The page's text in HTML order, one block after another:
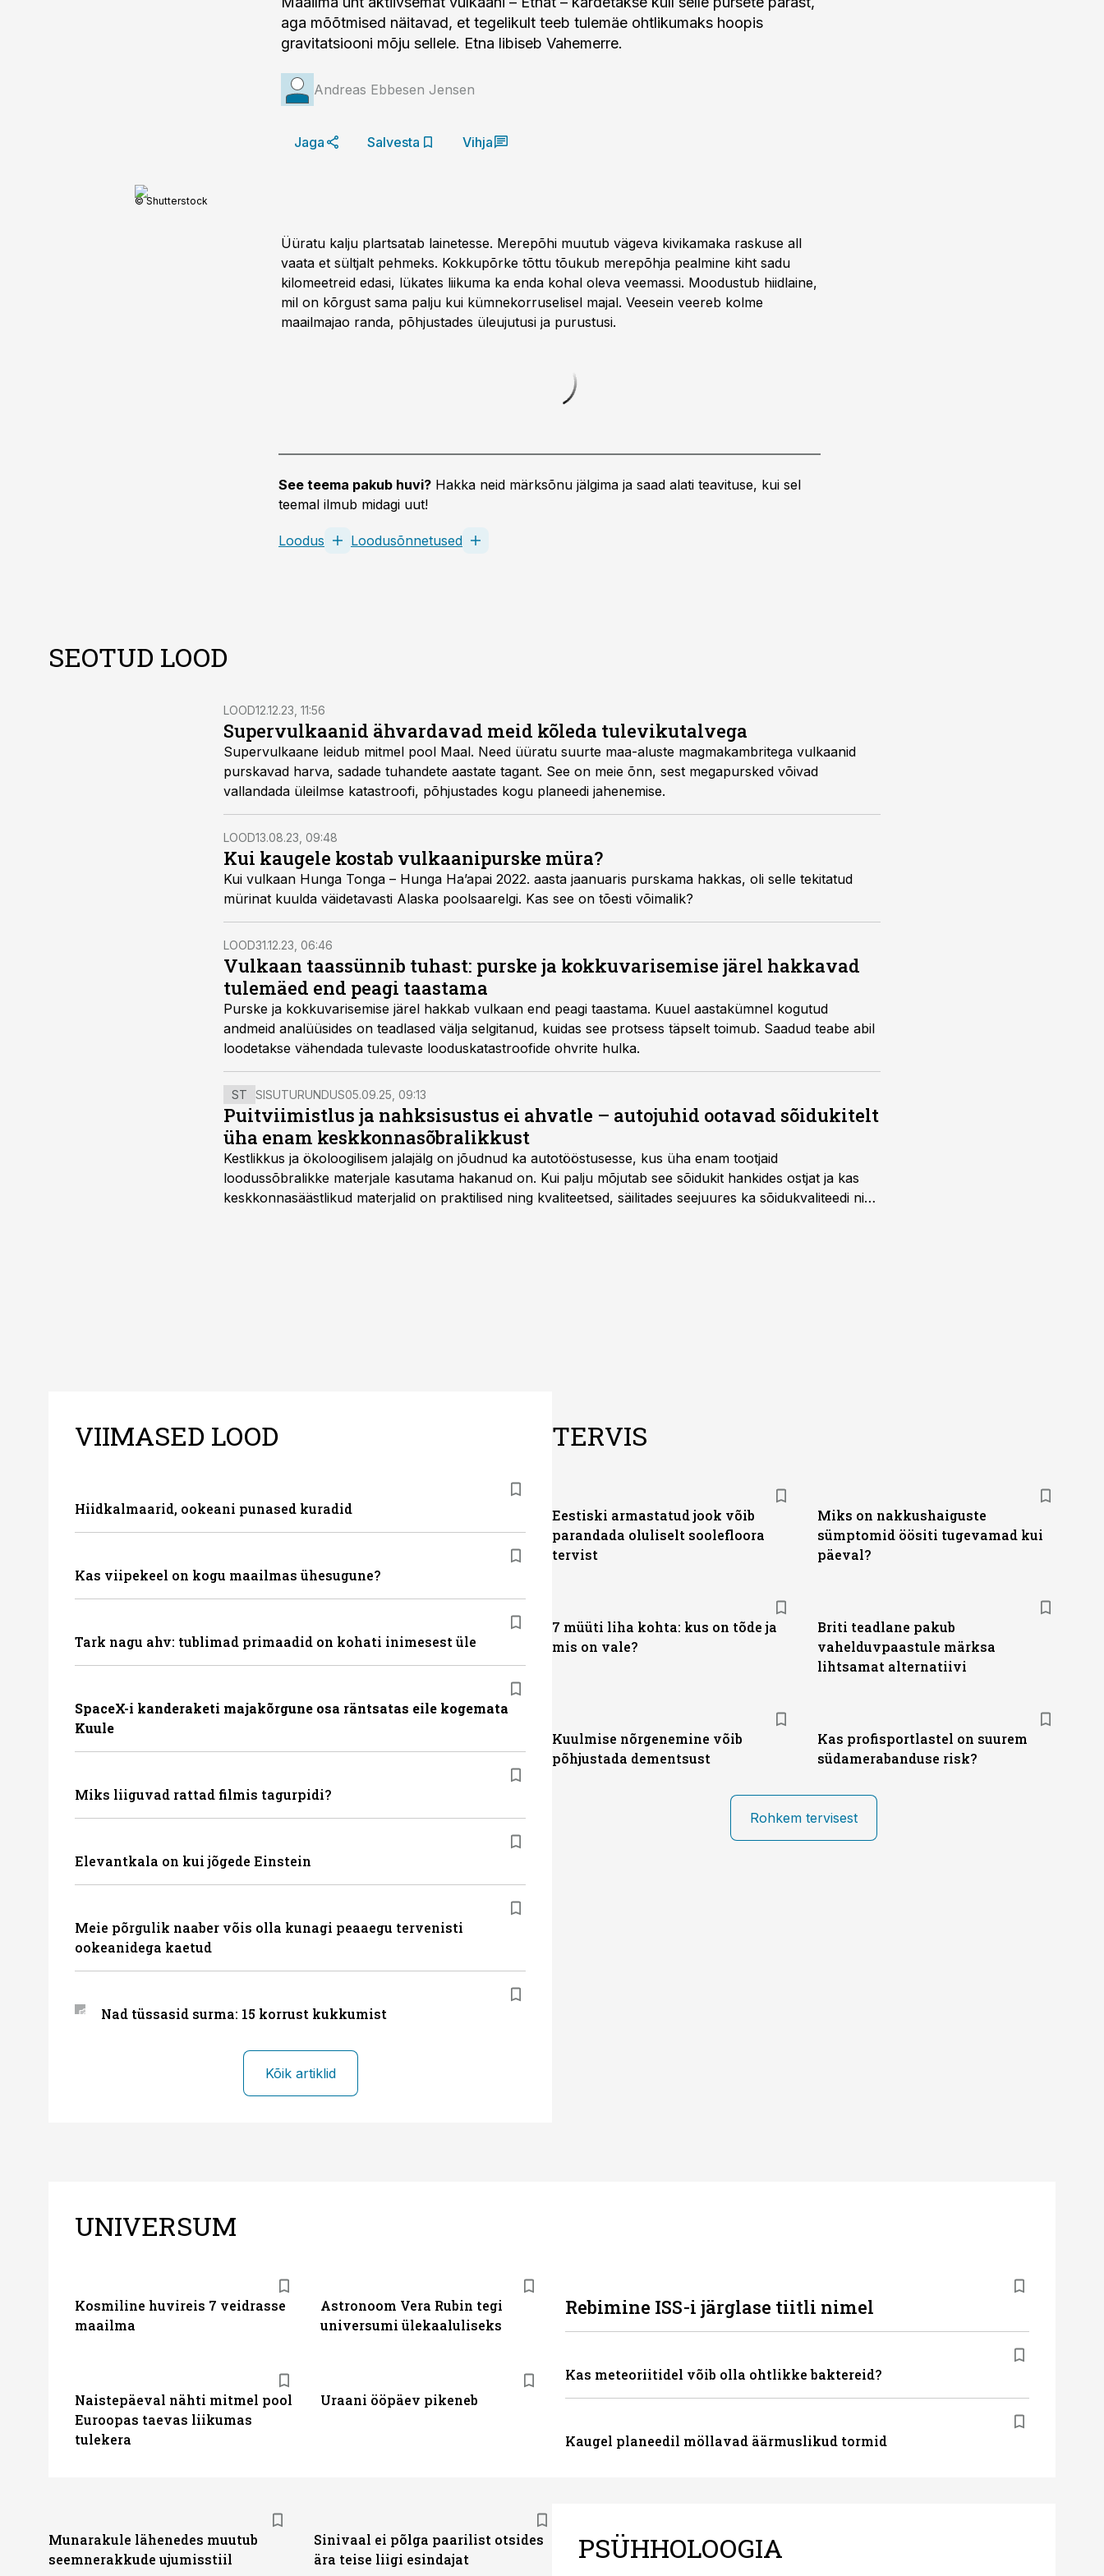
aga mõõtmised näitavad, et tegelikult teeb tulemäe ohtlikumaks hoopis
gravitatsiooni mõju sellele. Etna libiseb Vahemerre.
Andreas Ebbesen Jensen
Jaga Salvesta Vihja
© Shutterstock
Üüratu kalju plartsatab lainetesse. Merepõhi muutub väge­va kivikamaka raskuse all
vaata et sültjalt pehmeks. Kokkupõrke tõttu tõukub mere­põhja pealmine kiht sadu
kilomeetreid edasi, lükates liikuma ka enda kohal oleva veemassi. Moodustub hiidlaine,
mil on kõrgust sama palju kui kümnekorruselisel majal. Veesein veereb kolme
maailmajao randa, põhjustades üleujutusi ja purustusi.
See teema pakub huvi? Hakka neid märksõnu jälgima ja saad alati teavituse, kui sel
teemal ilmub midagi uut!
Loodus Loodusõnnetused
SEOTUD LOOD
LOOD12.12.23, 11:56
Supervulkaanid ähvardavad meid kõleda tulevikutalvega
Supervulkaane leidub mitmel pool Maal. Need üüratu suurte maa-aluste magmakambritega vulkaanid
purskavad harva, sadade tuhandete aastate tagant. See on meie õnn, sest megapursked võivad
vallandada üleilmse katastroofi, põhjustades kogu planeedi jahenemise.
LOOD13.08.23, 09:48
Kui kaugele kostab vulkaanipurske müra?
Kui vulkaan Hunga Tonga – Hunga Ha’apai 2022. aasta jaanuaris purskama hakkas, oli selle tekitatud
mürinat kuulda väidetavasti Alaska poolsaarelgi. Kas see on tõesti võimalik?
LOOD31.12.23, 06:46
Vulkaan taassünnib tuhast: purske ja kokkuvarisemise järel hakkavad
tulemäed end peagi taastama
Purske ja kokkuvarisemise järel hakkab vulkaan end peagi taastama. Kuuel aastakümnel kogutud
andmeid analüüsides on teadlased välja selgitanud, kuidas see protsess täpselt toimub. Saadud teabe abil
loodetakse vähendada tulevaste looduskatastroofide ohvrite hulka.
ST SISUTURUNDUS05.09.25, 09:13
Puitviimistlus ja nahksisustus ei ahvatle – autojuhid ootavad sõidukitelt
üha enam keskkonnasõbralikkust
Kestlikkus ja ökoloogilisem jalajälg on jõudnud ka autotööstusesse, kus üha enam tootjaid
loodussõbralikke materjale kasutama hakanud on. Kui palju mõjutab see sõidukit hankides ostjat ja kas
keskkonnasäästlikud materjalid on praktilised ning kvaliteetsed, säilitades seejuures ka sõidukvaliteedi ning
VIIMASED LOOD
Hiidkalmaarid, ookeani punased kuradid
Kas viipekeel on kogu maailmas ühesugune?
Tark nagu ahv: tublimad primaadid on kohati inimesest üle
SpaceX-i kanderaketi majakõrgune osa räntsatas eile kogemata
Kuule
Miks liiguvad rattad filmis tagurpidi?
Elevantkala on kui jõgede Einstein
Meie põrgulik naaber võis olla kunagi peaaegu tervenisti
ookeanidega kaetud
Nad tüssasid surma: 15 korrust kukkumist
Kõik artiklid
TERVIS
Eestiski armastatud jook võib
parandada oluliselt soolefloora
tervist
Miks on nakkushaiguste
sümptomid öösiti tugevamad kui
päeval?
7 müüti liha kohta: kus on tõde ja
mis on vale?
Briti teadlane pakub
vahelduvpaastule märksa
lihtsamat alternatiivi
Kuulmise nõrgenemine võib
põhjustada dementsust
Kas profisportlastel on suurem
südamerabanduse risk?
Rohkem tervisest
UNIVERSUM
Kosmiline huvireis 7 veidrasse
maailma
Astronoom Vera Rubin tegi
universumi ülekaaluliseks
Rebimine ISS-i järglase tiitli nimel
Kas meteoriitidel võib olla ohtlikke baktereid?
Kaugel planeedil möllavad äärmuslikud tormid
Naistepäeval nähti mitmel pool
Euroopas taevas liikumas
tulekera
Uraani ööpäev pikeneb
Munarakule lähenedes muutub
seemnerakkude ujumisstiil
Sinivaal ei põlga paarilist otsides
ära teise liigi esindajat
PSÜHHOLOOGIA